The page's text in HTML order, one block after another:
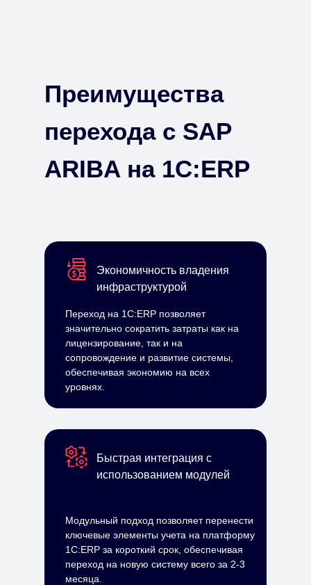
Экономичность владения
инфраструктурой
Переход на 1С:ERP позволяет
значительно сократить затраты как на
лицензирование, так и на
сопровождение и развитие системы,
обеспечивая экономию на всех
уровнях.
Преимущества
перехода с SAP
ARIBA на 1С:ERP
Быстрая интеграция с
использованием модулей
Модульный подход позволяет перенести
ключевые элементы учета на платформу
1С:ERP за короткий срок, обеспечивая
переход на новую систему всего за 2-3
месяца.